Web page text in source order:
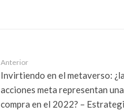
Anterior
Invirtiendo en el metaverso:
acciones meta representan una
compra en el 2022? –